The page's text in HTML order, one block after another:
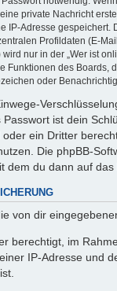
private Nachricht
IP-Adresse
Profildaten (E-
nur in der „Wer ist
Funktionen des Boards,
oder
ist dein
ein Dritter
Die phpBB-
dem du dann auf
von dir
berechtigt, im
IP-Adresse und